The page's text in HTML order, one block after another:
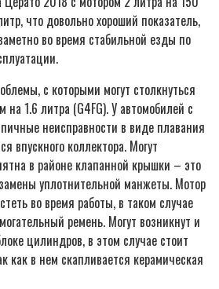
что довольно хороший показатель,
во время стабильной езды по
с которыми могут столкнуться
1.6 литра (G4FG). У автомобилей с
неисправности в виде плавания
впускного коллектора. Могут
в районе клапанной крышки – это
уплотнительной манжеты. Мотор
во время работы, в таком случае
ремень. Могут возникнут и
цилиндров, в этом случае стоит
как в нем скапливается керамическая